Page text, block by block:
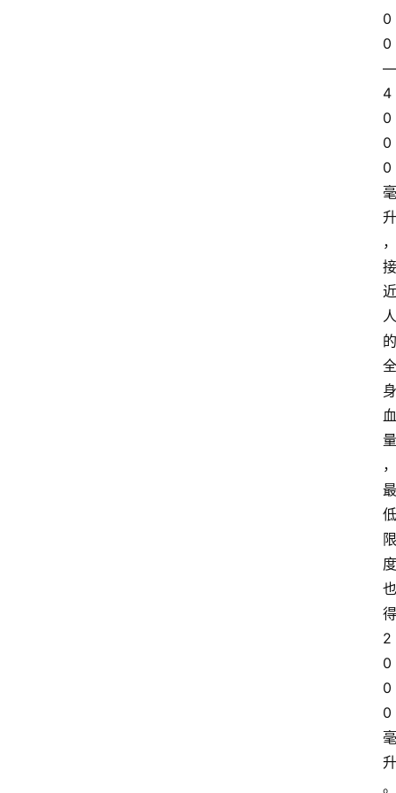
0
0
—
4
0
0
0
毫
升
，
接
近
人
的
全
身
血
量
，
最
低
限
度
也
得
2
0
0
0
毫
升
。